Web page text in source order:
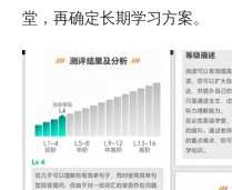
堂，再确定长期学习方案。